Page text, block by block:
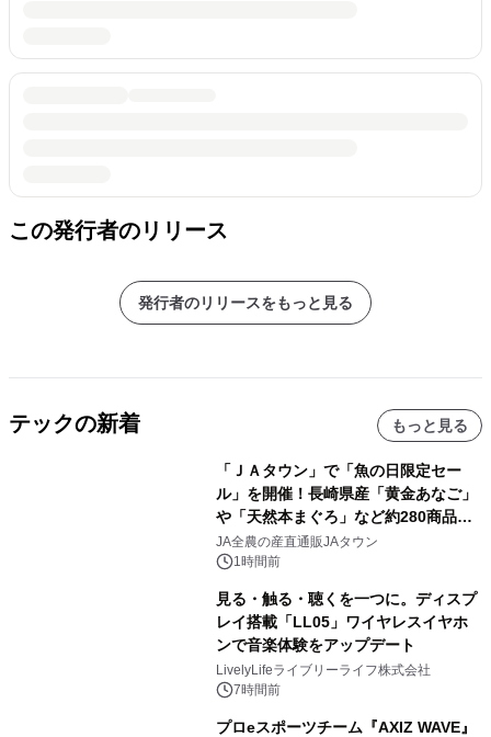
この発行者のリリース
発行者のリリースをもっと見る
テックの新着 もっと見る
「ＪＡタウン」で「魚の日限定セー
ル」を開催！長崎県産「黄金あなご」
や「天然本まぐろ」など約280商品を
販売！～毎月１０日の定例企画～
JA全農の産直通販JAタウン
1時間前
見る・触る・聴くを一つに。ディスプ
レイ搭載「LL05」ワイヤレスイヤホ
ンで音楽体験をアップデート
LivelyLifeライブリーライフ株式会社
7時間前
プロeスポーツチーム『AXIZ WAVE』